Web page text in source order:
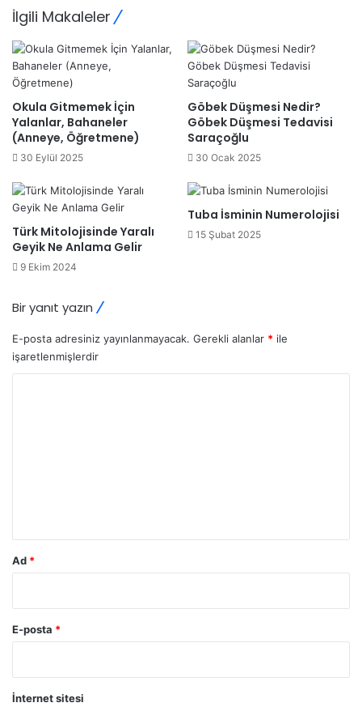
İlgili Makaleler
Okula Gitmemek İçin
Yalanlar, Bahaneler
(Anneye, Öğretmene)
30 Eylül 2025
Göbek Düşmesi Nedir?
Göbek Düşmesi Tedavisi
Saraçoğlu
30 Ocak 2025
Türk Mitolojisinde Yaralı
Geyik Ne Anlama Gelir
9 Ekim 2024
Tuba İsminin Numerolojisi
15 Şubat 2025
Bir yanıt yazın
E-posta adresiniz yayınlanmayacak. Gerekli alanlar * ile
işaretlenmişlerdir
Ad *
E-posta *
İnternet sitesi